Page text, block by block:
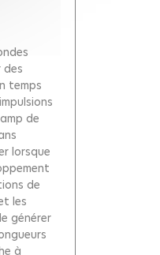
temps
de
lorsque
de
les
générer
à